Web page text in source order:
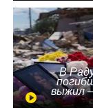
В
выжил